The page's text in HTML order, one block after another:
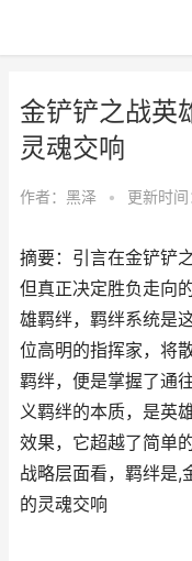
金铲铲之战英
灵魂交响
作者： 黑泽 • 更新时
摘要：引言在金铲铲
但真正决定胜负走向
雄羁绊，羁绊系统是
位高明的指挥家，将
羁绊，便是掌握了通
义羁绊的本质，是英
效果，它超越了简单
战略层面看，羁绊是,
的灵魂交响